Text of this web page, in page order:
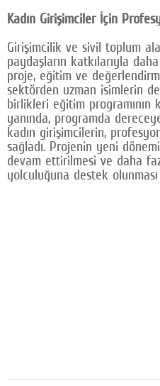
Kadın Girişimciler İçin
Girişimcilik ve sivil toplum
paydaşların katkılarıyla
proje, eğitim ve
sektörden uzman isimlerin
birlikleri eğitim programının
yanında, programda
kadın girişimcilerin,
sağladı. Projenin yeni
devam ettirilmesi ve daha
yolculuğuna destek